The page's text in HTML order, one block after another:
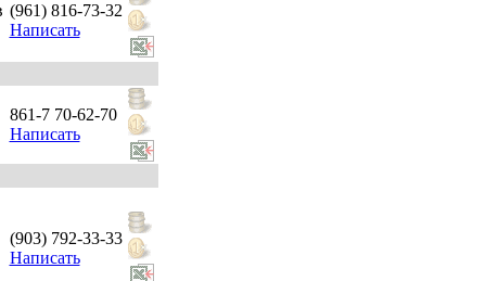
(961) 816-73-32
Написать
861-7 70-62-70
Написать
(903) 792-33-33
Написать